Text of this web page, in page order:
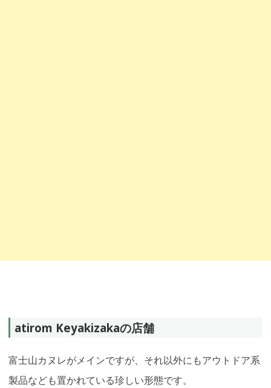
atirom Keyakizakaの店舗
富士山カヌレがメインですが、それ以外にもアウトドア系
製品なども置かれている珍しい形態です。